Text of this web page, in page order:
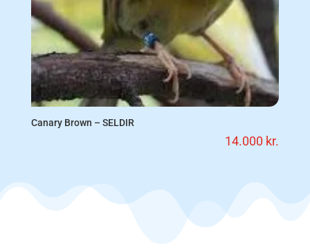
Canary Brown – SELDIR
14.000 kr.